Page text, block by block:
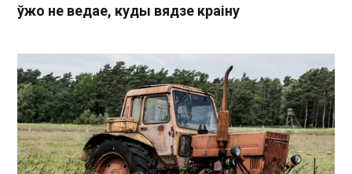
ўжо не ведае, куды вядзе краіну